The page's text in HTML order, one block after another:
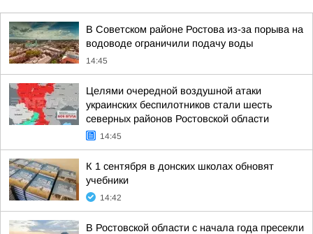
В Советском районе Ростова из-за порыва на
водоводе ограничили подачу воды
14:45
Целями очередной воздушной атаки
украинских беспилотников стали шесть
северных районов Ростовской области
14:45
К 1 сентября в донских школах обновят
учебники
14:42
В Ростовской области с начала года пресекли